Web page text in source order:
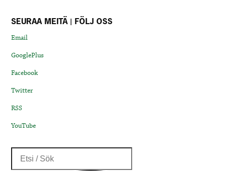
SEURAA MEITÄ | FÖLJ OSS
Email
GooglePlus
Facebook
Twitter
RSS
YouTube